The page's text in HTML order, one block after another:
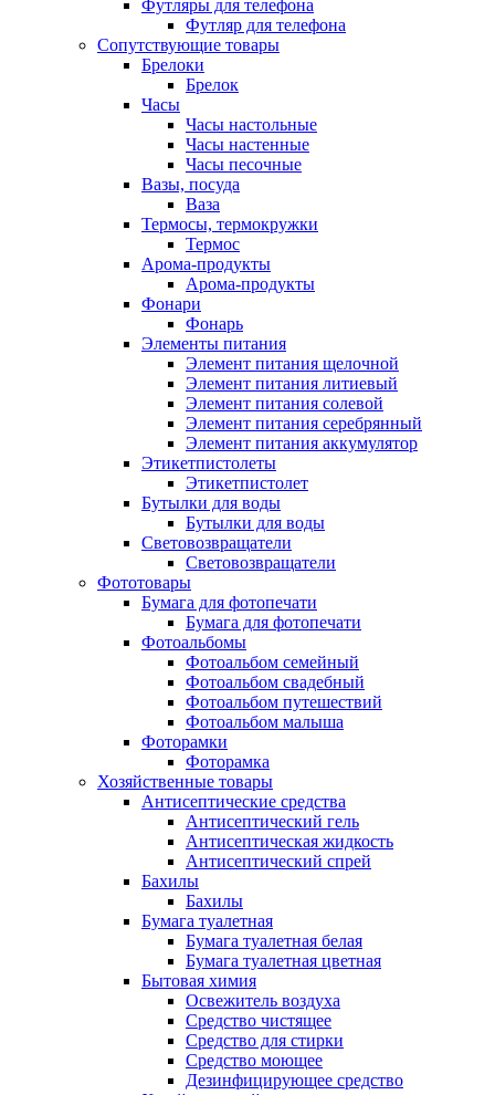
Футляры для телефона
Футляр для телефона
Сопутствующие товары
Брелоки
Брелок
Часы
Часы настольные
Часы настенные
Часы песочные
Вазы, посуда
Ваза
Термосы, термокружки
Термос
Арома-продукты
Арома-продукты
Фонари
Фонарь
Элементы питания
Элемент питания щелочной
Элемент питания литиевый
Элемент питания солевой
Элемент питания серебрянный
Элемент питания аккумулятор
Этикетпистолеты
Этикетпистолет
Бутылки для воды
Бутылки для воды
Световозвращатели
Световозвращатели
Фототовары
Бумага для фотопечати
Бумага для фотопечати
Фотоальбомы
Фотоальбом семейный
Фотоальбом свадебный
Фотоальбом путешествий
Фотоальбом малыша
Фоторамки
Фоторамка
Хозяйственные товары
Антисептические средства
Антисептический гель
Антисептическая жидкость
Антисептический спрей
Бахилы
Бахилы
Бумага туалетная
Бумага туалетная белая
Бумага туалетная цветная
Бытовая химия
Освежитель воздуха
Средство чистящее
Средство для стирки
Средство моющее
Дезинфицирующее средство